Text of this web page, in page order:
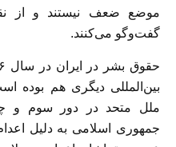
موضع ضعف نیستند و از
گفت‌و‌گو می‌کنند.
بین‌المللی دیگری هم بوده
ملل متحد در دور سوم و
جمهوری اسلامی به دلیل اعدام